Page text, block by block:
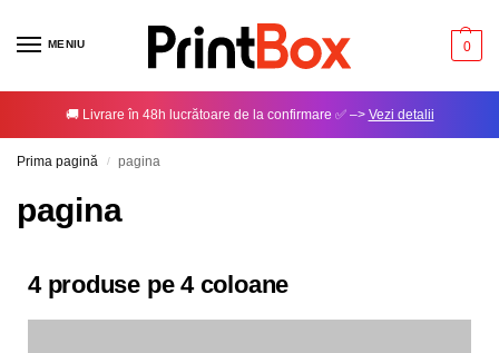
MENIU 0
🚚 Livrare în 48h lucrătoare de la confirmare ✅ –> Vezi detalii
Prima pagină / pagina
pagina
4 produse pe 4 coloane